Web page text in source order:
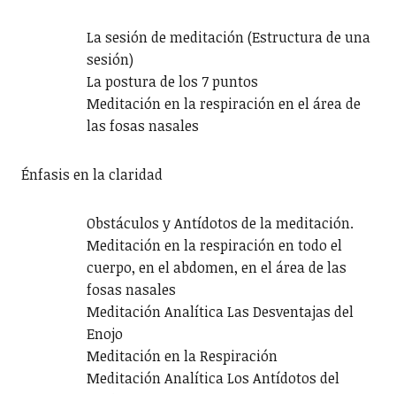
La sesión de meditación (Estructura de una
sesión)
La postura de los 7 puntos
Meditación en la respiración en el área de
las fosas nasales
Énfasis en la claridad
Obstáculos y Antídotos de la meditación.
Meditación en la respiración en todo el
cuerpo, en el abdomen, en el área de las
fosas nasales
Meditación Analítica Las Desventajas del
Enojo
Meditación en la Respiración
Meditación Analítica Los Antídotos del